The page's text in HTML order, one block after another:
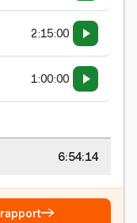
2:15:00
1:00:00
6:54:15
→